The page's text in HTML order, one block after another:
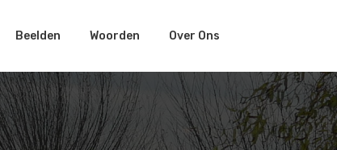
Beelden Woorden Over Ons